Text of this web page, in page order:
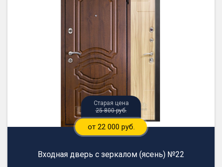
25 800 руб.
от 22 000 руб.
Входная дверь с зеркалом (ясень) №22